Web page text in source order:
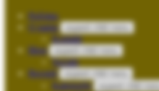
Početna
O nama
Kontakt
Blog
Socials
Recepti
Kategorije expand child menu